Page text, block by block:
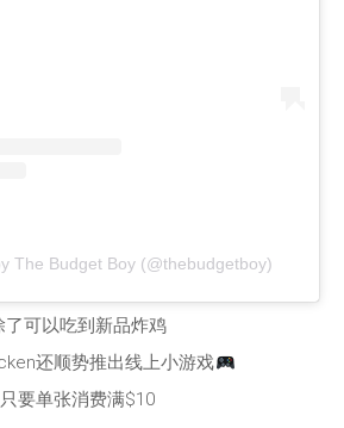
The Budget Boy (@thebudgetboy)
了可以吃到新品炸鸡
还顺势推出线上小游戏
只要单张消费满$10